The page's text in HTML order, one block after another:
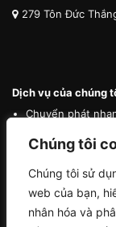
Chúng tôi
Chúng tôi sử
web của bạn,
nhân hóa và
279 Tôn Đức
Dịch vụ của chúng
Chuyển phát
Chuyển phát
Vận chuyển thú
Mua hộ hàng